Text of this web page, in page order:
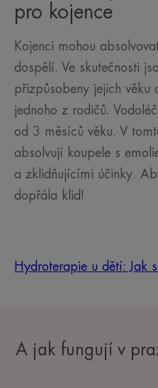
pro kojence
Kojenci mohou
dospělí. Ve skutečnosti
přizpůsobeny jejich
jednoho z rodičů.
od 3 měsíců věku. V
absolvují koupele s
a zklidňujícími účinky.
dopřála klid!
Hydroterapie u dětí: Jak
A jak fungují v